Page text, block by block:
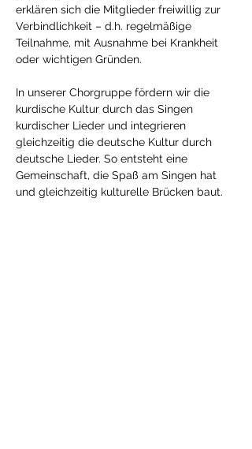
erklären sich die Mitglieder freiwillig zur
Verbindlichkeit – d.h. regelmäßige
Teilnahme, mit Ausnahme bei Krankheit
oder wichtigen Gründen.
In unserer Chorgruppe fördern wir die
kurdische Kultur durch das Singen
kurdischer Lieder und integrieren
gleichzeitig die deutsche Kultur durch
deutsche Lieder. So entsteht eine
Gemeinschaft, die Spaß am Singen hat
und gleichzeitig kulturelle Brücken baut.